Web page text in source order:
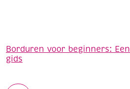
Borduren voor beginners:
gids